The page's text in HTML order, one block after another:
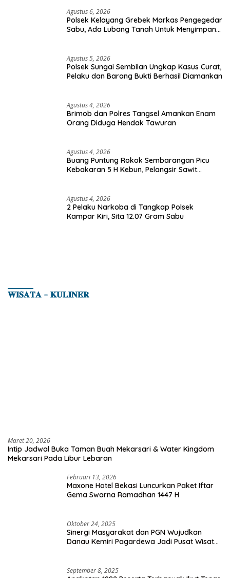
Agustus 6, 2026
Polsek Kelayang Grebek Markas Pengegedar
Sabu, Ada Lubang Tanah Untuk Menyimpan
Agustus 5, 2026
Polsek Sungai Sembilan Ungkap Kasus Curat,
Pelaku dan Barang Bukti Berhasil Diamankan
Agustus 4, 2026
Brimob dan Polres Tangsel Amankan Enam
Orang Diduga Hendak Tawuran
Agustus 4, 2026
Buang Puntung Rokok Sembarangan Picu
Kebakaran 5 H Kebun, Pelangsir Sawit
Agustus 4, 2026
2 Pelaku Narkoba di Tangkap Polsek
Kampar Kiri, Sita 12.07 Gram Sabu
𝐖𝐈𝐒𝐀𝐓𝐀 – 𝐊𝐔𝐋𝐈𝐍𝐄𝐑
Maret 20, 2026
Intip Jadwal Buka Taman Buah Mekarsari & Water Kingdom
Mekarsari Pada Libur Lebaran
Februari 13, 2026
Maxone Hotel Bekasi Luncurkan Paket Iftar
Gema Swarna Ramadhan 1447 H
Oktober 24, 2025
Sinergi Masyarakat dan PGN Wujudkan
Danau Kemiri Pagardewa Jadi Pusat Wisata
September 8, 2025